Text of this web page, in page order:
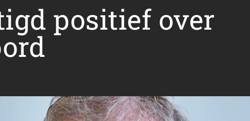
positief over